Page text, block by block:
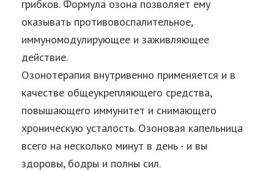
грибков. Формула озона позволяет ему
оказывать противовоспалительное,
иммуномодулирующее и заживляющее
действие.
Озонотерапия внутривенно применяется и в
качестве общеукрепляющего средства,
повышающего иммунитет и снимающего
хроническую усталость. Озоновая капельница
всего на несколько минут в день - и вы
здоровы, бодры и полны сил.